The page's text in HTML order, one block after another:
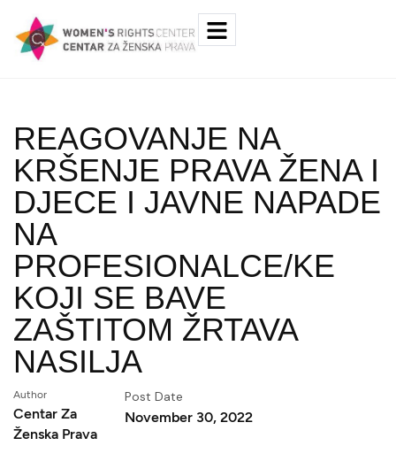
REAGOVANJE NA
KRŠENJE PRAVA ŽENA I
DJECE I JAVNE NAPADE
NA
PROFESIONALCE/KE
KOJI SE BAVE
ZAŠTITOM ŽRTAVA
NASILJA
Author
Centar Za
Ženska Prava
Post Date
November 30, 2022